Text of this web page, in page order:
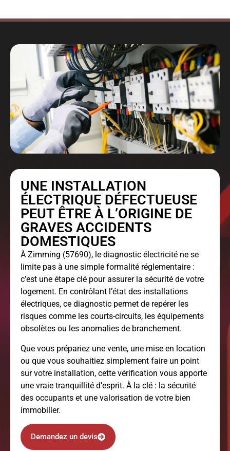
UNE INSTALLATION
ÉLECTRIQUE DÉFECTUEUSE
PEUT ÊTRE À L’ORIGINE DE
GRAVES ACCIDENTS
DOMESTIQUES
À Zimming (57690), le diagnostic électricité ne se
limite pas à une simple formalité réglementaire :
c’est une étape clé pour assurer la sécurité de votre
logement. En contrôlant l’état des installations
électriques, ce diagnostic permet de repérer les
risques comme les courts-circuits, les équipements
obsolètes ou les anomalies de branchement.
Que vous prépariez une vente, une mise en location
ou que vous souhaitiez simplement faire un point
sur votre installation, cette vérification vous apporte
une vraie tranquillité d’esprit. À la clé : la sécurité
des occupants et une valorisation de votre bien
immobilier.
Demandez un devis